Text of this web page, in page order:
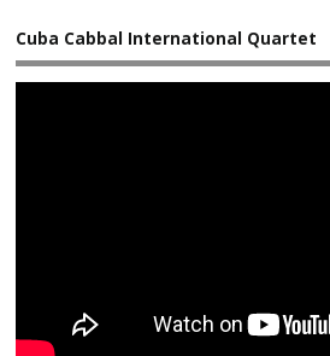
Cuba Cabbal International Quartet